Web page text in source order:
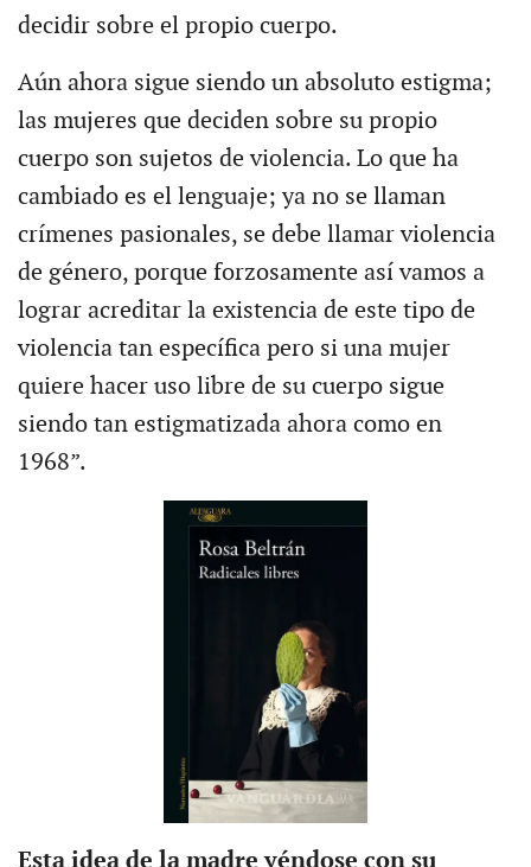
decidir sobre el propio cuerpo.
Aún ahora sigue siendo un absoluto estigma;
las mujeres que deciden sobre su propio
cuerpo son sujetos de violencia. Lo que ha
cambiado es el lenguaje; ya no se llaman
crímenes pasionales, se debe llamar violencia
de género, porque forzosamente así vamos a
lograr acreditar la existencia de este tipo de
violencia tan específica pero si una mujer
quiere hacer uso libre de su cuerpo sigue
siendo tan estigmatizada ahora como en
1968”.
Esta idea de la madre yéndose con su